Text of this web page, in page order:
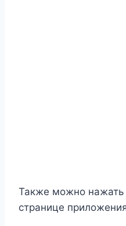
Также можно нажать
странице